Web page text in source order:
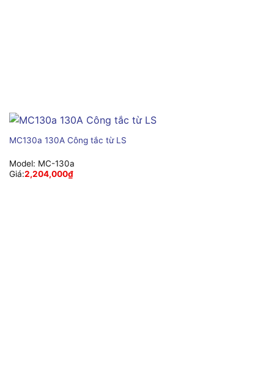
MC130a 130A Công tắc từ LS
Model: MC-130a
Giá:2,204,000₫